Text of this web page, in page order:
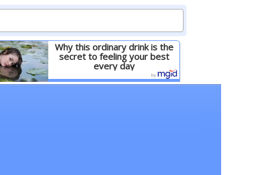
Why this ordinary drink is the
secret to feeling your best
every day
Детальніше